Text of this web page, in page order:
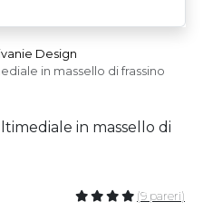
Design
in massello di frassino
in massello di
(9 pareri)